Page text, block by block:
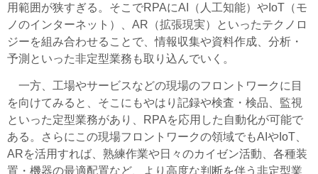
用範囲が狭すぎる。そこでRPAにAI（人工知能）やIoT（モ
ノのインターネット）、AR（拡張現実）といったテクノロ
ジーを組み合わせることで、情報収集や資料作成、分析・
予測といった非定型業務も取り込んでいく。
一方、工場やサービスなどの現場のフロントワークに目
を向けてみると、そこにもやはり記録や検査・検品、監視
といった定型業務があり、RPAを応用した自動化が可能で
ある。さらにこの現場フロントワークの領域でもAIやIoT、
ARを活用すれば、熟練作業や日々のカイゼン活動、各種装
置・機器の最適配置など、より高度な判断を伴う非定型業